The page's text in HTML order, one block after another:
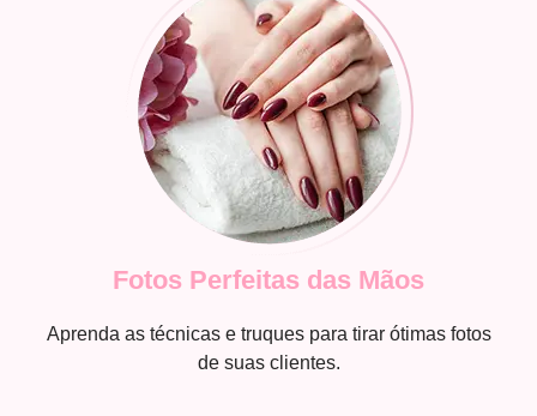
Fotos Perfeitas das Mãos
Aprenda as técnicas e truques para tirar ótimas fotos
de suas clientes.